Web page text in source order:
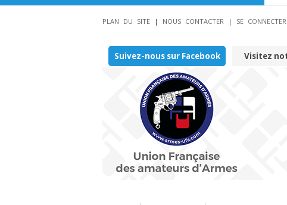
PLAN DU SITE | NOUS CONTACTER | SE CONNECTER
Suivez-nous sur Facebook Visitez